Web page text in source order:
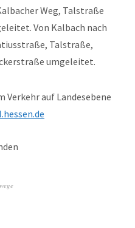
Weg, Talstraße
Von Kalbach nach
Talstraße,
umgeleitet.
Verkehr auf Landesebene